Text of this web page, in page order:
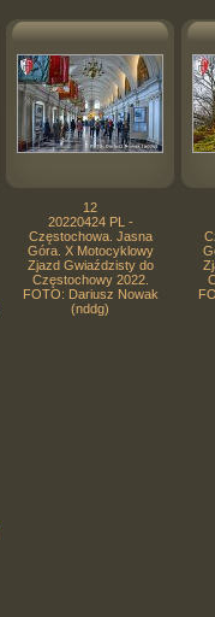
12
20220424 PL -
Częstochowa. Jasna
Góra. X Motocyklowy
Zjazd Gwiaździsty do
Częstochowy 2022.
FOTO: Dariusz Nowak
(nddg)